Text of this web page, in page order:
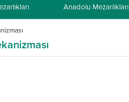
Anadolu Mezarlıkları